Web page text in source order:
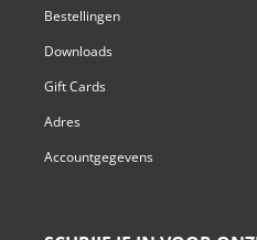
Bestellingen
Downloads
Gift Cards
Adres
Accountgegevens